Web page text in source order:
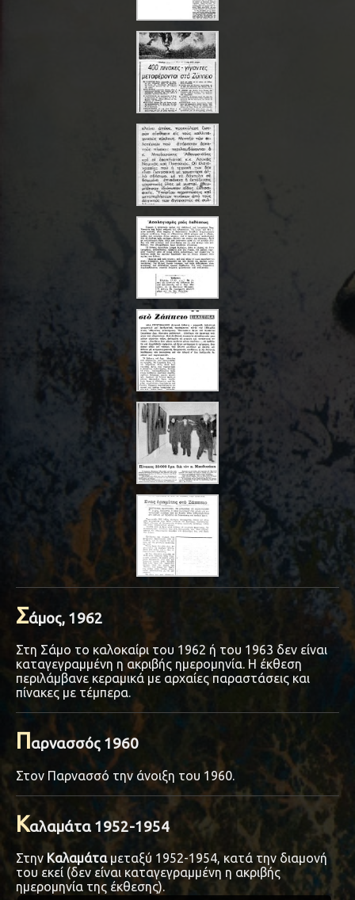
Σάμος, 1962
Στη Σάμο το καλοκαίρι του 1962 ή του 1963 δεν είναι
καταγεγραμμένη η ακριβής ημερομηνία. Η έκθεση
περιλάμβανε κεραμικά με αρχαίες παραστάσεις και
πίνακες με τέμπερα.
Παρνασσός 1960
Στον Παρνασσό την άνοιξη του 1960.
Καλαμάτα 1952-1954
ΣτηνΚαλαμάταμεταξύ 1952-1954, κατά την διαμονή
του εκεί (δεν είναι καταγεγραμμένη η ακριβής
ημερομηνία της έκθεσης).